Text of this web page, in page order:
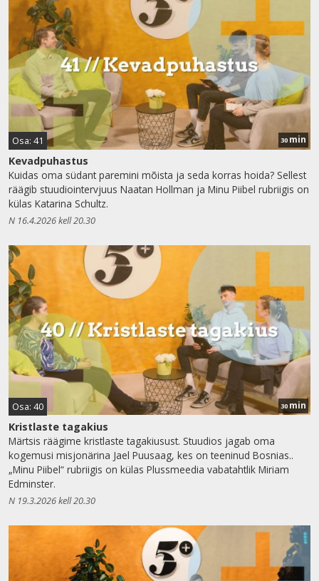
Osa: 41 30 min
Kevadpuhastus
Kuidas oma südant paremini mõista ja seda korras hoida? Sellest
räägib stuudiointervjuus Naatan Hollman ja Minu Piibel rubriigis on
külas Katarina Schultz.
N 16.4.2026 kell 20.30
Osa: 40 30 min
Kristlaste tagakius
Märtsis räägime kristlaste tagakiusust. Stuudios jagab oma
kogemusi misjonärina Jael Puusaag, kes on teeninud Bosnias..
„Minu Piibel“ rubriigis on külas Plussmeedia vabatahtlik Miriam
Edminster.
N 19.3.2026 kell 20.30